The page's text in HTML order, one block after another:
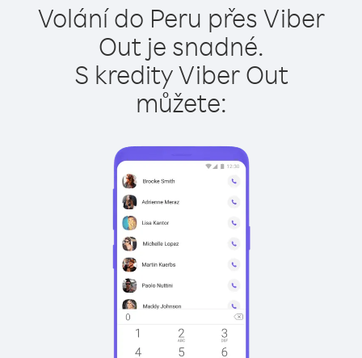
Volání do Peru přes Viber
Out je snadné.
S kredity Viber Out
můžete: